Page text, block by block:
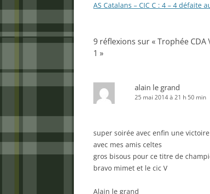
des
AS Catalans – CIC C : 4 – 4 défaite
9 réflexions sur « Trophée CDA
1 »
alain le grand
25 mai 2014 à 21 h 50 min
super soirée avec enfin une
avec mes amis celtes
gros bisous pour ce titre de
bravo mimet et le cic V
Alain le grand